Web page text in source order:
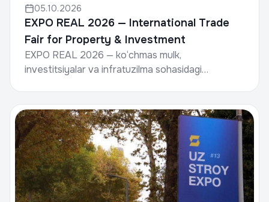
05.10.2026
EXPO REAL 2026 — International Trade
Fair for Property & Investment
EXPO REAL 2026 — ko‘chmas mulk,
investitsiyalar va infratuzilma sohasidagi